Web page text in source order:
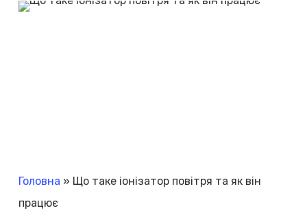
Головна » Що таке іонізатор повітря та як він
працює